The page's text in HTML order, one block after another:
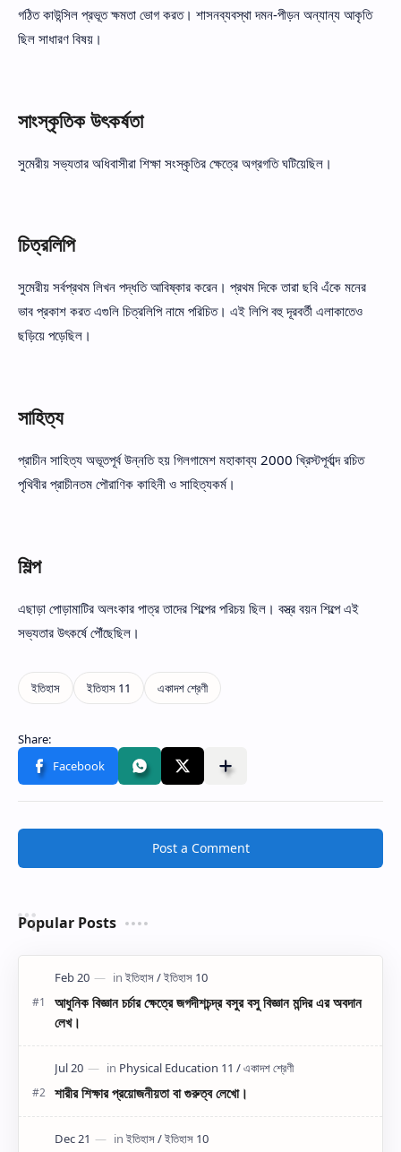
গঠিত কাউন্সিল প্রভূত ক্ষমতা ভোগ করত। শাসনব্যবস্থা দমন-পীড়ন অন্যান্য আকৃতি
ছিল সাধারণ বিষয়।
সাংস্কৃতিক উৎকর্ষতা
সুমেরীয় সভ্যতার অধিবাসীরা শিক্ষা সংস্কৃতির ক্ষেত্রে অগ্রগতি ঘটিয়েছিল।
চিত্রলিপি
সুমেরীয় সর্বপ্রথম লিখন পদ্ধতি আবিষ্কার করেন। প্রথম দিকে তারা ছবি এঁকে মনের
ভাব প্রকাশ করত এগুলি চিত্রলিপি নামে পরিচিত। এই লিপি বহু দূরবর্তী এলাকাতেও
ছড়িয়ে পড়েছিল।
সাহিত্য
প্রাচীন সাহিত্য অভূতপূর্ব উন্নতি হয় গিলগামেশ মহাকাব্য 2000 খ্রিস্টপূর্বাব্দ রচিত
পৃথিবীর প্রাচীনতম পৌরাণিক কাহিনী ও সাহিত্যকর্ম।
শিল্প
এছাড়া পোড়ামাটির অলংকার পাত্র তাদের শিল্পের পরিচয় ছিল। বস্ত্র বয়ন শিল্পে এই
সভ্যতার উৎকর্ষে পৌঁছেছিল।
Post a Comment
Popular Posts
আধুনিক বিজ্ঞান চর্চার ক্ষেত্রে জগদীশচন্দ্র বসুর বসু বিজ্ঞান মন্দির এর অবদান
লেখ।
শারীর শিক্ষার প্রয়োজনীয়তা বা গুরুত্ব লেখো।